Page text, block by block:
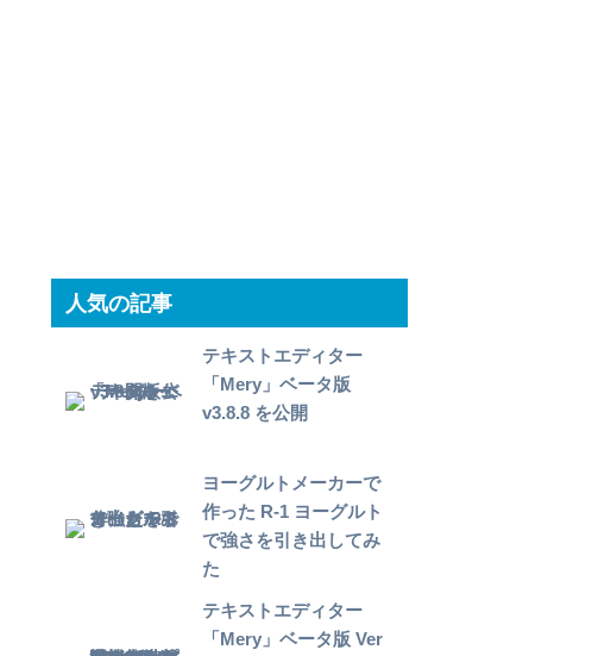
人気の記事
テキストエディター
「Mery」ベータ版
v3.8.8 を公開
ヨーグルトメーカーで
作った R-1 ヨーグルト
で強さを引き出してみ
た
テキストエディター
「Mery」ベータ版 Ver